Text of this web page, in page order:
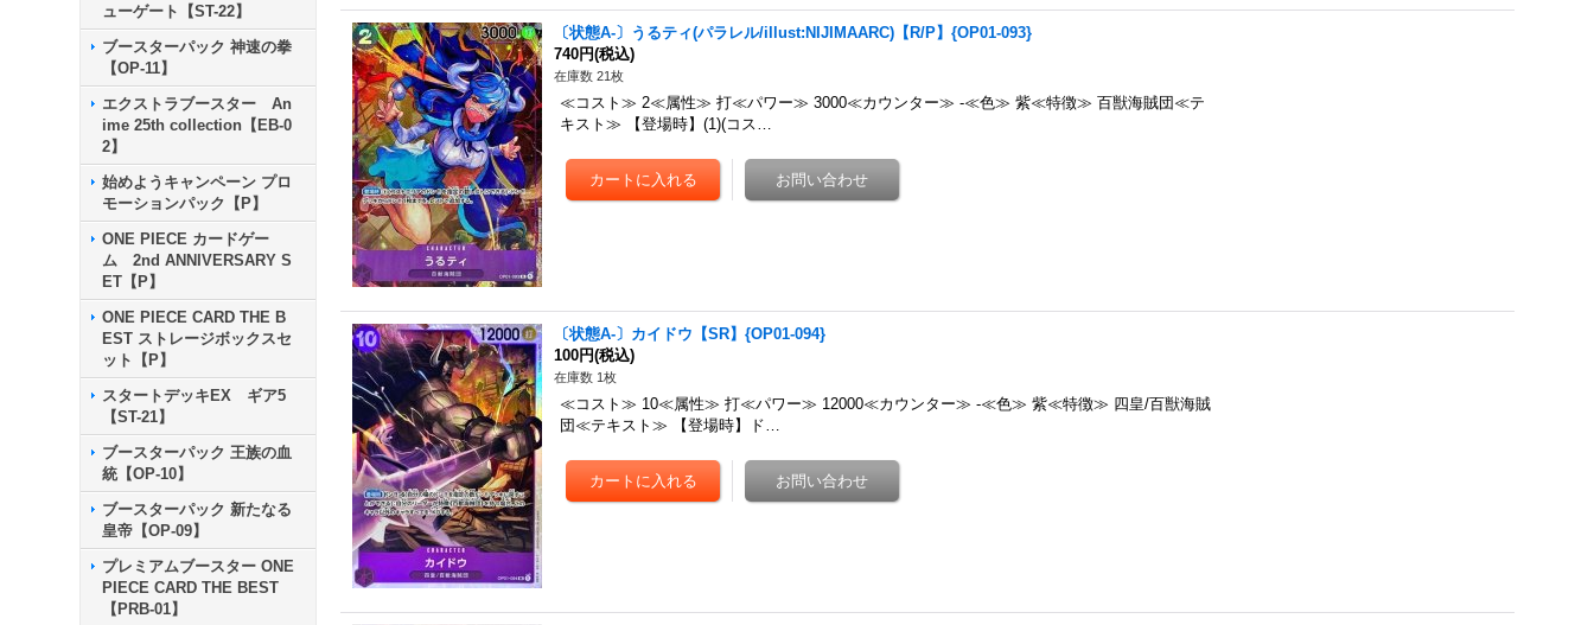
ューゲート【ST-22】
ブースターパック 神速の拳
【OP-11】
エクストラブースター An
ime 25th collection【EB-0
2】
始めようキャンペーン プロ
モーションパック【P】
ONE PIECE カードゲー
ム 2nd ANNIVERSARY S
ET【P】
ONE PIECE CARD THE B
EST ストレージボックスセ
ット【P】
スタートデッキEX ギア5
【ST-21】
ブースターパック 王族の血
統【OP-10】
ブースターパック 新たなる
皇帝【OP-09】
プレミアムブースター ONE
PIECE CARD THE BEST
【PRB-01】
〔状態A-〕うるティ(パラレル/illust:NIJIMAARC)【R/P】{OP01-093}
740円(税込)
在庫数 21枚
≪コスト≫ 2≪属性≫ 打≪パワー≫ 3000≪カウンター≫ -≪色≫ 紫≪特徴≫ 百獣海賊団≪テ
キスト≫ 【登場時】(1)(コス…
〔状態A-〕カイドウ【SR】{OP01-094}
100円(税込)
在庫数 1枚
≪コスト≫ 10≪属性≫ 打≪パワー≫ 12000≪カウンター≫ -≪色≫ 紫≪特徴≫ 四皇/百獣海賊
団≪テキスト≫ 【登場時】ド…